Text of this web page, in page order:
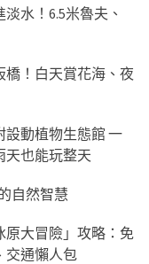
水！6.5米魯夫、
橋！白天賞花海、夜
設動植物生態館 一
天也能玩整天
自然智慧
原大冒險」攻略：免
交通懶人包